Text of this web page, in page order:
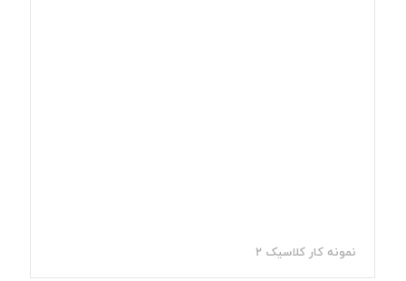
نمونه کار کلاسیک 2